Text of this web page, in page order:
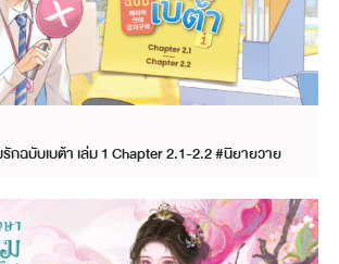
กฉบับเบต้า เล่ม 1 Chapter 2.1-2.2 #นิยายวาย